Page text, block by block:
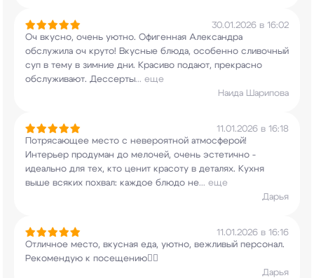
30.01.2026 в 16:02
Оч вкусно, очень уютно. Офигенная Александра
обслужила оч круто! Вкусные блюда, особенно сливочный
суп в тему в зимние дни. Красиво подают, прекрасно
обслуживают. Дессерты... еще
Наида Шарипова
11.01.2026 в 16:18
Потрясающее место с невероятной атмосферой!
Интерьер продуман до мелочей, очень эстетично -
идеально для тех, кто ценит красоту в деталях. Кухня
выше всяких похвал: каждое блюдо не... еще
Дарья
11.01.2026 в 16:16
Отличное место, вкусная еда, уютно, вежливый персонал.
Рекомендую к посещению👍🏼
Дарья